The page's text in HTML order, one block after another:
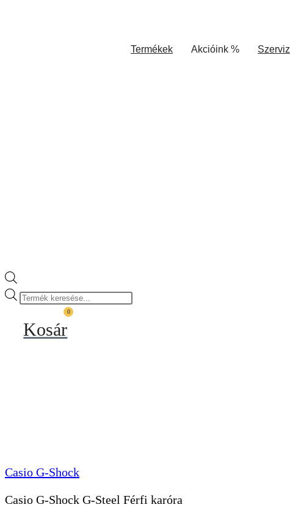
Termékek Akcióink % Szerviz
Products
0
Kosár
Casio G-Shock
Casio G-Shock G-Steel Férfi karóra